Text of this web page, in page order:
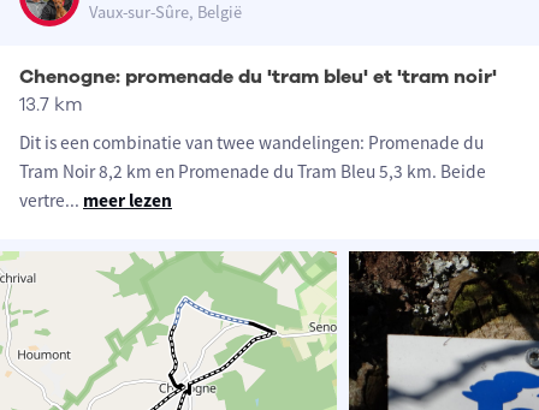
Vaux-sur-Sûre, België
Chenogne: promenade du 'tram bleu' et 'tram noir'
13.7 km
Dit is een combinatie van twee wandelingen: Promenade du
Tram Noir 8,2 km en Promenade du Tram Bleu 5,3 km. Beide
vertre... meer lezen